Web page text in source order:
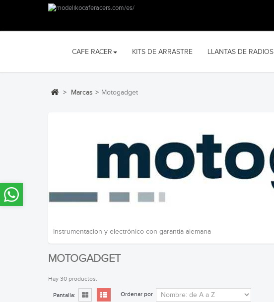
CAFE RACER KITS DE ARRASTRE LLANTAS DE RADIOS
> Marcas > Motogadget
Instrumentacion y electrónico con garantía alemana
MOTOGADGET
Hay 30 productos.
Pantalla: Ordenar por